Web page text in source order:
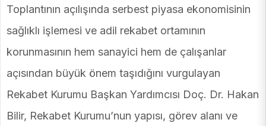
Toplantının açılışında serbest piyasa ekonomisinin
sağlıklı işlemesi ve adil rekabet ortamının
korunmasının hem sanayici hem de çalışanlar
açısından büyük önem taşıdığını vurgulayan
Rekabet Kurumu Başkan Yardımcısı Doç. Dr. Hakan
Bilir, Rekabet Kurumu’nun yapısı, görev alanı ve